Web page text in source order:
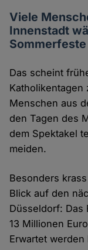
Viele
Innenstadt
Sommerfeste
Das scheint
Katholikentagen
Menschen aus
den Tagen des
dem Spektakel
meiden.
Besonders
Blick auf den
Düsseldorf: Das
13 Millionen
Erwartet werden